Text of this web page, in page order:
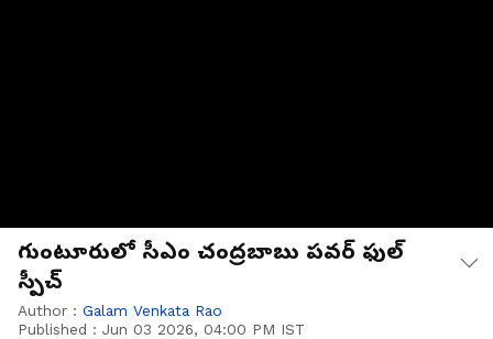
గుంటూరులో సీఎం చంద్రబాబు పవర్ ఫుల్
స్పీచ్
Author : Galam Venkata Rao
Published : Jun 03 2026, 04:00 PM IST